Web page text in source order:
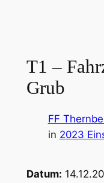
T1 –
Grub
FF
in 2023
Datum: